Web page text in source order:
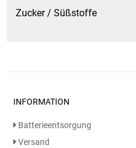
Zucker / Süßstoffe
INFORMATION
Batterieentsorgung
Versand